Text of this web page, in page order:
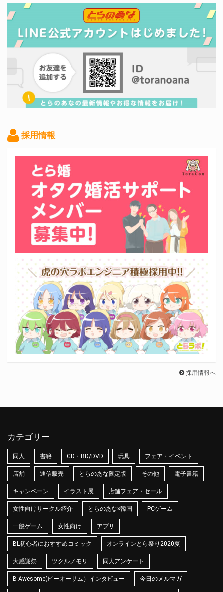
採用情報
採用情報へ
カテゴリー
同人 書籍 CD・BD/DVD 玩具 フェア・イベント
店舗 通信販売 とらのあな限定版 その他 電子書籍
キャンペーン イラスト展 店舗フェア・セール
女性向けサークル紹介 とらのあな×韓国 PCゲーム
一般ゲーム 女性向け アプリ
BL初心者におすすめコミック オンラインとら祭り2020夏
大感謝祭 ツクルノモリ 同人アンケート
B-Awesome(ビーオーサム）インタビュー 今日のメルマガ